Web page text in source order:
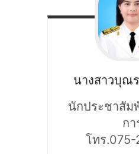
นางสาวบุณ
นักประชาสั
กา
โทร